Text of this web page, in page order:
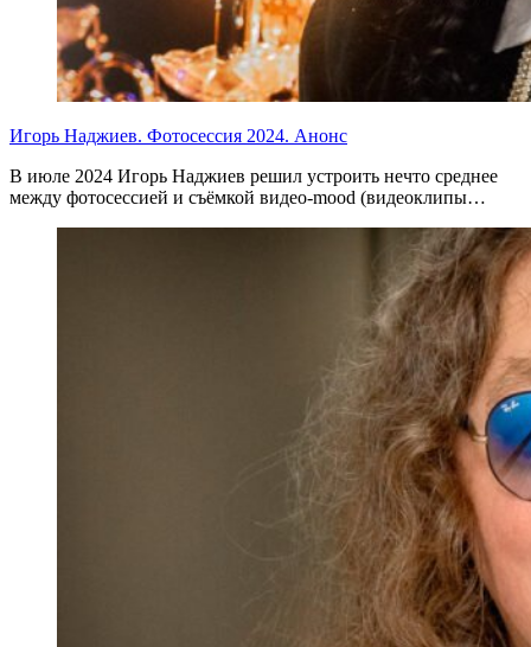
Игорь Наджиев. Фотосессия 2024. Анонс
В июле 2024 Игорь Наджиев решил устроить нечто среднее
между фотосессией и съёмкой видео-mood (видеоклипы…